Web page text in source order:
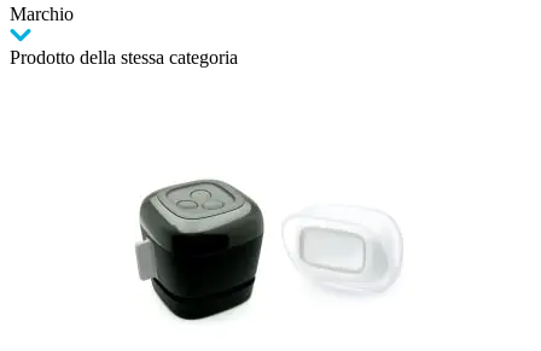
Marchio
Prodotto della stessa categoria